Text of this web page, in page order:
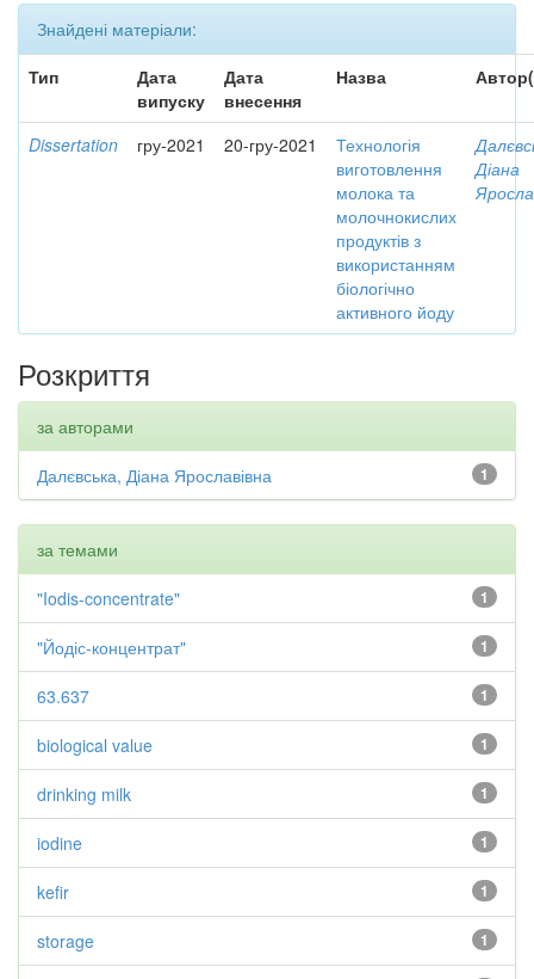
Знайдені матеріали:
Тип
Дата
випуску
Дата
внесення
Назва
Dissertation гру-2021 20-гру-2021
Технологія
виготовлення
молока та
молочнокислих
продуктів з
використанням
біологічно
активного йоду
Діана
Розкриття
за авторами
1
Далєвська, Діана Ярославівна
за темами
1
"Iodis-concentrate"
1
"Йодіс-концентрат"
1
63.637
1
biological value
1
drinking milk
1
iodine
1
kefir
1
storage